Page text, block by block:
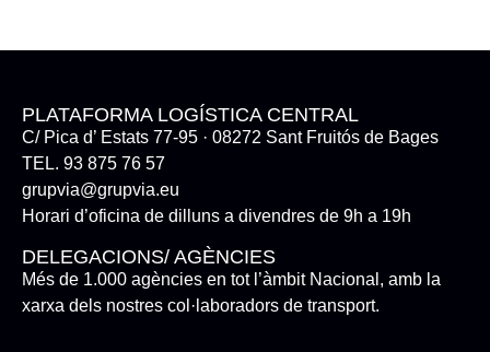
PLATAFORMA LOGÍSTICA CENTRAL
C/ Pica d’ Estats 77-95 · 08272 Sant Fruitós de Bages
TEL. 93 875 76 57
grupvia@grupvia.eu
Horari d’oficina de dilluns a divendres de 9h a 19h
DELEGACIONS/ AGÈNCIES
Més de 1.000 agències en tot l’àmbit Nacional, amb la
xarxa dels nostres col·laboradors de transport.